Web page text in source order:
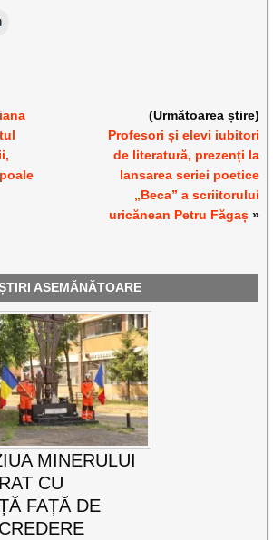
(Următoarea știre)
Profesori și elevi iubitori
de literatură, prezenți la
lansarea seriei poetice
„Beca” a scriitorului
uricănean Petru Făgaș»
ASEMĂNĂTOARE
MINERULUI
CU
FAȚĂ DE